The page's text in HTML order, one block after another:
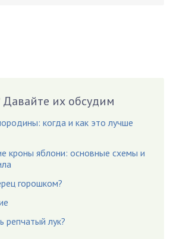
Давайте их обсудим
когда и как это лучше
кроны яблони: основные схемы и
горошком?
репчатый лук?